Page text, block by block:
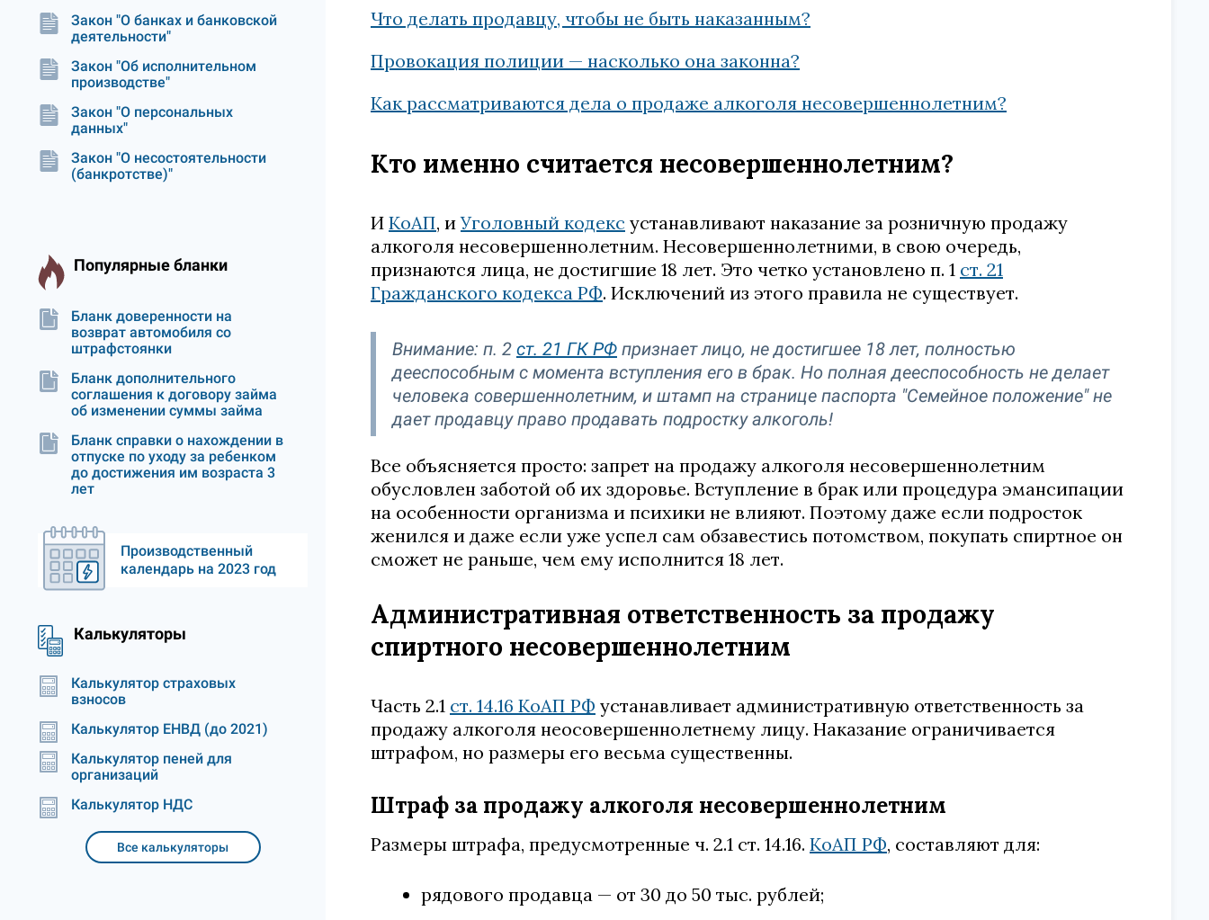
Закон "О банках и банковской
деятельности"
Закон "Об исполнительном
производстве"
Закон "О персональных
данных"
Закон "О несостоятельности
(банкротстве)"
Популярные бланки
Бланк доверенности на
возврат автомобиля со
штрафстоянки
Бланк дополнительного
соглашения к договору займа
об изменении суммы займа
Бланк справки о нахождении в
отпуске по уходу за ребенком
до достижения им возраста 3
лет
Производственный
календарь на 2023 год
Калькуляторы
Калькулятор страховых
взносов
Калькулятор ЕНВД (до 2021)
Калькулятор пеней для
организаций
Калькулятор НДС
Все калькуляторы
Что делать продавцу, чтобы не быть наказанным?
Провокация полиции — насколько она законна?
Как рассматриваются дела о продаже алкоголя несовершеннолетним?
Кто именно считается несовершеннолетним?
И КоАП, иУголовный кодекс устанавливают наказание за розничную продажу
алкоголя несовершеннолетним. Несовершеннолетними, в свою очередь,
признаются лица, не достигшие 18 лет. Это четко установлено п. 1 ст. 21
Гражданского кодекса РФ. Исключений из этого правила не существует.
Внимание: п. 2 ст. 21 ГК РФ признает лицо, не достигшее 18 лет, полностью
дееспособным с момента вступления его в брак. Но полная дееспособность не делает
человека совершеннолетним, и штамп на странице паспорта "Семейное положение" не
дает продавцу право продавать подростку алкоголь!
Все объясняется просто: запрет на продажу алкоголя несовершеннолетним
обусловлен заботой об их здоровье. Вступление в брак или процедура эмансипации
на особенности организма и психики не влияют. Поэтому даже если подросток
женился и даже если уже успел сам обзавестись потомством, покупать спиртное он
сможет не раньше, чем ему исполнится 18 лет.
Административная ответственность за продажу
спиртного несовершеннолетним
Часть 2.1 ст. 14.16 КоАП РФ устанавливает административную ответственность за
продажу алкоголя неосовершеннолетнему лицу. Наказание ограничивается
штрафом, но размеры его весьма существенны.
Штраф за продажу алкоголя несовершеннолетним
Размеры штрафа, предусмотренные ч. 2.1 ст. 14.16. КоАП РФ, составляют для:
рядового продавца — от 30 до 50 тыс. рублей;